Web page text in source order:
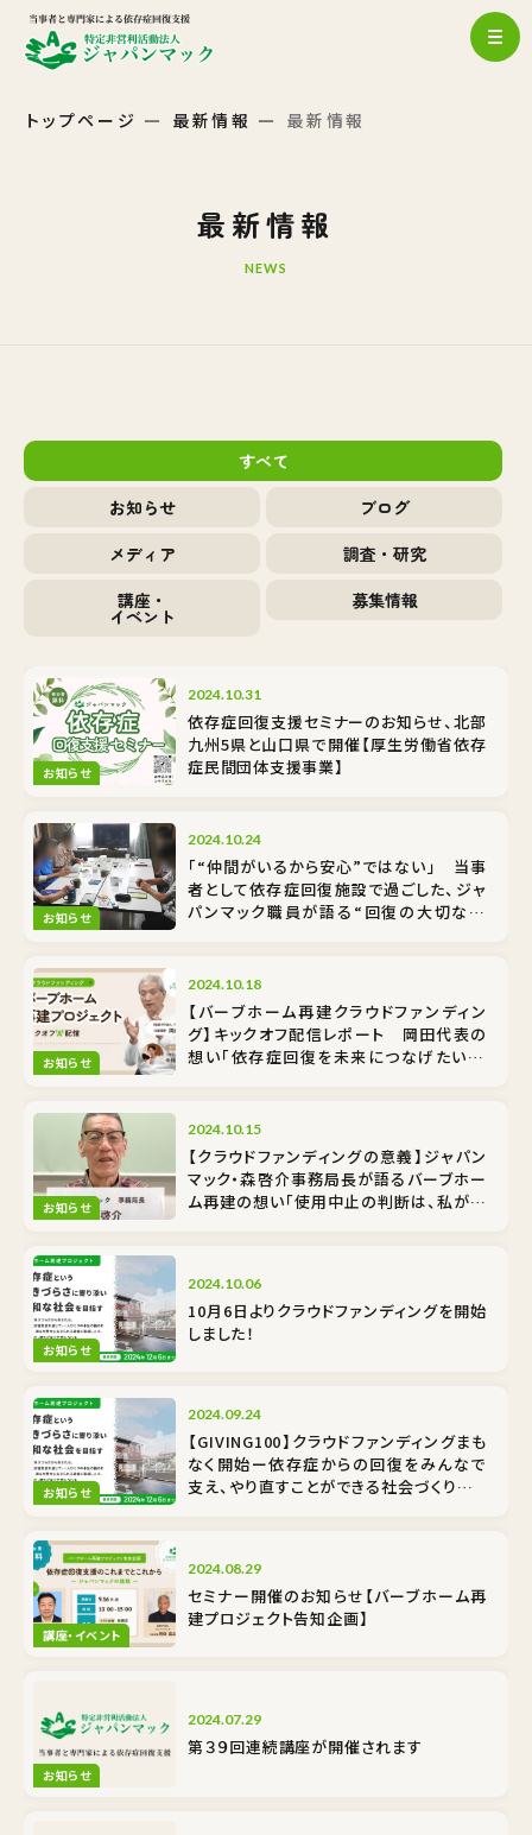
トップページ 最新情報 最新情報
最新情報
NEWS
すべて
お知らせ
ブログ
メディア
調査・研究
講座・
イベント
募集情報
お知らせ
2024.10.31
依存症回復支援セミナーのお知らせ、北部
九州5県と山口県で開催【厚生労働省依存
症民間団体支援事業】
お知らせ
2024.10.24
「“仲間がいるから安心”ではない」 当事
者として依存症回復施設で過ごした、ジャ
パンマック職員が語る“回復の大切な基
お知らせ
2024.10.18
【バーブホーム再建クラウドファンディン
グ】キックオフ配信レポート 岡田代表の
想い「依存症回復を未来につなげたい！」
お知らせ
2024.10.15
【クラウドファンディングの意義】ジャパン
マック・森啓介事務局長が語るバーブホー
ム再建の想い「使用中止の判断は、私が施
お知らせ
2024.10.06
10月6日よりクラウドファンディングを開始
しました！
お知らせ
2024.09.24
【GIVING100】クラウドファンディングまも
なく開始ー依存症からの回復をみんなで
支え、やり直すことができる社会づくりをご
講座・イベント
2024.08.29
セミナー開催のお知らせ【バーブホーム再
建プロジェクト告知企画】
お知らせ
2024.07.29
第３９回連続講座が開催されます